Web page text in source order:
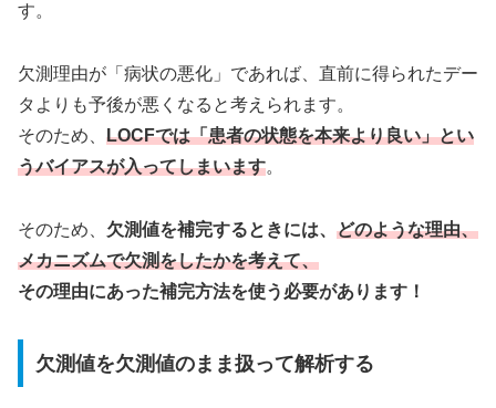
す。
欠測理由が「病状の悪化」であれば、直前に得られたデー
タよりも予後が悪くなると考えられます。
そのため、 LOCFでは「患者の状態を本来より良い」とい
うバイアスが入ってしまいます。
そのため、 欠測値を補完するときには、 どのような理由、
メカニズムで欠測をしたかを考えて、
その理由にあった補完方法を使う必要があります！
欠測値を欠測値のまま扱って解析する